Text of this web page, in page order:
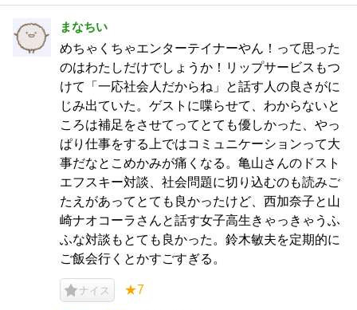
まなちい
めちゃくちゃエンターテイナーやん！って思った
のはわたしだけでしょうか！リップサービスもつ
けて「一応社会人だからね」と話す人の良さがに
じみ出ていた。ゲストに喋らせて、わからないと
ころは補足をさせてってとても優しかった、やっ
ぱり仕事をする上ではコミュニケーションって大
事だなとこめかみが痛くなる。亀山さんのドスト
エフスキー対談、社会問題に切り込むのも読みご
たえがあってとても良かったけど、西加奈子と山
崎ナオコーラさんと話す女子高生きゃっきゃうふ
ふな対談もとても良かった。鈴木敏夫を定期的に
ご飯会行くとかすごすぎる。
ナイス ★7